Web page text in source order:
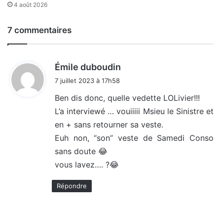
4 août 2026
7 commentaires
Émile duboudin
:
7 juillet 2023 à 17h58
Ben dis donc, quelle vedette LOLivier!!!
L’a interviewé … vouiiiii Msieu le Sinistre et
en + sans retourner sa veste.
Euh non, “son” veste de Samedi Conso
sans doute 😂
vous lavez…. ?😂
Répondre